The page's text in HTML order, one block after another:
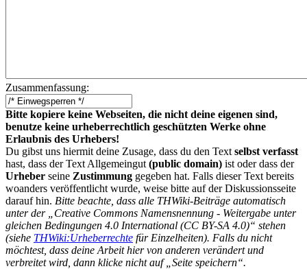
Zusammenfassung:
Bitte kopiere keine Webseiten, die nicht deine eigenen sind,
benutze keine urheberrechtlich geschützten Werke ohne
Erlaubnis des Urhebers!
Du gibst uns hiermit deine Zusage, dass du den Text selbst verfasst
hast, dass der Text Allgemeingut (public domain) ist oder dass der
Urheber seine Zustimmung gegeben hat. Falls dieser Text bereits
woanders veröffentlicht wurde, weise bitte auf der Diskussionsseite
darauf hin. Bitte beachte, dass alle THWiki-Beiträge automatisch
unter der „Creative Commons Namensnennung - Weitergabe unter
gleichen Bedingungen 4.0 International (CC BY-SA 4.0)“ stehen
(siehe THWiki:Urheberrechte für Einzelheiten). Falls du nicht
möchtest, dass deine Arbeit hier von anderen verändert und
verbreitet wird, dann klicke nicht auf „Seite speichern“.